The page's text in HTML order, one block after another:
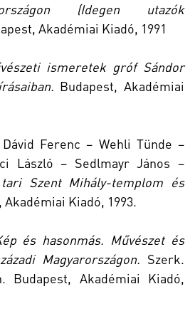
(Idegen utazók
Akadémiai Kiadó, 1991
ismeretek gróf Sándor
Budapest, Akadémiai
Ferenc – Wehli Tünde –
László – Sedlmayr János –
Szent Mihály-templom és
Akadémiai Kiadó, 1993.
és hasonmás. Művészet és
Magyarországon. Szerk.
Budapest, Akadémiai Kiadó,